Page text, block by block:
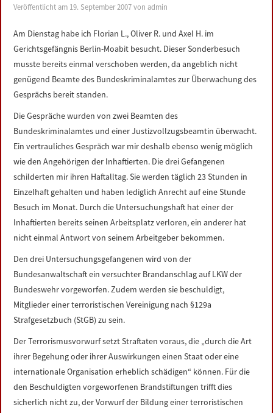
DATENSCHUTZERKLÄRUNG
IMPRESSUM
Veröffentlicht am 19. September 2007 vonadmin
Am Dienstag habe ich Florian L., Oliver R. und Axel H. im
Gerichtsgefängnis Berlin-Moabit besucht. Dieser Sonderbesuch
musste bereits einmal verschoben werden, da angeblich nicht
genügend Beamte des Bundeskriminalamtes zur Überwachung des
Gesprächs bereit standen.
Die Gespräche wurden von zwei Beamten des
Bundeskriminalamtes und einer Justizvollzugsbeamtin überwacht.
Ein vertrauliches Gespräch war mir deshalb ebenso wenig möglich
wie den Angehörigen der Inhaftierten. Die drei Gefangenen
schilderten mir ihren Haftalltag. Sie werden täglich 23 Stunden in
Einzelhaft gehalten und haben lediglich Anrecht auf eine Stunde
Besuch im Monat. Durch die Untersuchungshaft hat einer der
Inhaftierten bereits seinen Arbeitsplatz verloren, ein anderer hat
nicht einmal Antwort von seinem Arbeitgeber bekommen.
Den drei Untersuchungsgefangenen wird von der
Bundesanwaltschaft ein versuchter Brandanschlag auf LKW der
Bundeswehr vorgeworfen. Zudem werden sie beschuldigt,
Mitglieder einer terroristischen Vereinigung nach §129a
Strafgesetzbuch (StGB) zu sein.
Der Terrorismusvorwurf setzt Straftaten voraus, die „durch die Art
ihrer Begehung oder ihrer Auswirkungen einen Staat oder eine
internationale Organisation erheblich schädigen“ können. Für die
den Beschuldigten vorgeworfenen Brandstiftungen trifft dies
sicherlich nicht zu, der Vorwurf der Bildung einer terroristischen